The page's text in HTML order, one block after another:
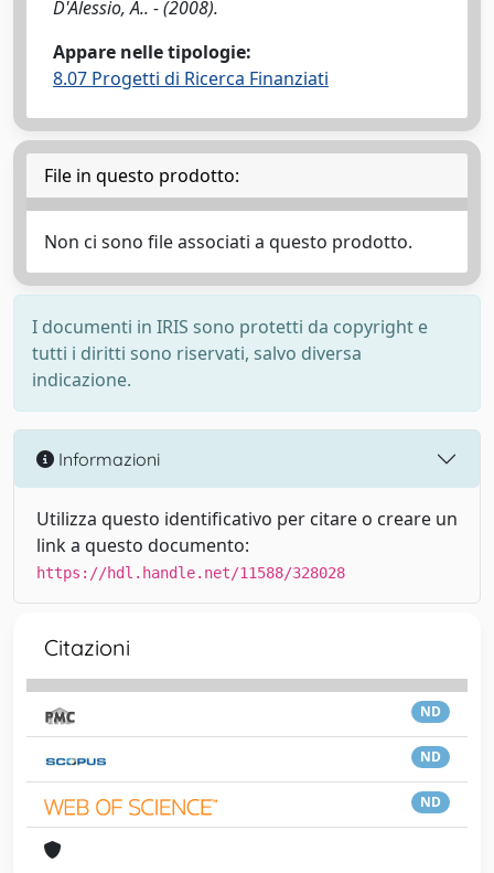
D'Alessio, A.. - (2008).
Appare nelle tipologie:
8.07 Progetti di Ricerca Finanziati
File in questo prodotto:
Non ci sono file associati a questo prodotto.
I documenti in IRIS sono protetti da copyright e
tutti i diritti sono riservati, salvo diversa
indicazione.
Informazioni
Utilizza questo identificativo per citare o creare un
link a questo documento:
https://hdl.handle.net/11588/328028
Citazioni
ND
ND
ND